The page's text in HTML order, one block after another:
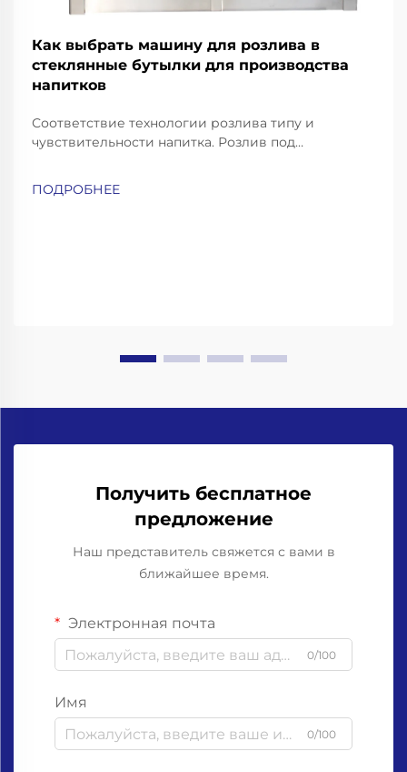
Как выбрать машину для розлива в
стеклянные бутылки для производства
напитков
Соответствие технологии розлива типу и
чувствительности напитка. Розлив под
газированная вода, содовая и пиво, требуют
ПОДРОБНЕЕ
Получить бесплатное
предложение
Наш представитель свяжется с вами в
ближайшее время.
Электронная почта
0/100
Имя
0/100